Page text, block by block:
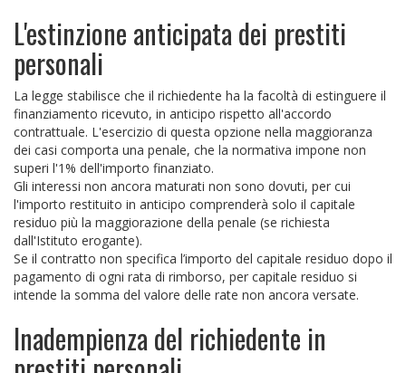
L'estinzione anticipata dei prestiti
personali
La legge stabilisce che il richiedente ha la facoltà di estinguere il
finanziamento ricevuto, in anticipo rispetto all'accordo
contrattuale. L'esercizio di questa opzione nella maggioranza
dei casi comporta una penale, che la normativa impone non
superi l'1% dell'importo finanziato.
Gli interessi non ancora maturati non sono dovuti, per cui
l'importo restituito in anticipo comprenderà solo il capitale
residuo più la maggiorazione della penale (se richiesta
dall'Istituto erogante).
Se il contratto non specifica l’importo del capitale residuo dopo il
pagamento di ogni rata di rimborso, per capitale residuo si
intende la somma del valore delle rate non ancora versate.
Inadempienza del richiedente in